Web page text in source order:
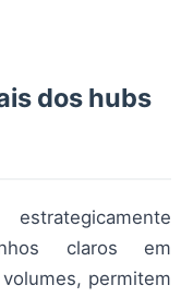
dos hubs
claros em
permitem